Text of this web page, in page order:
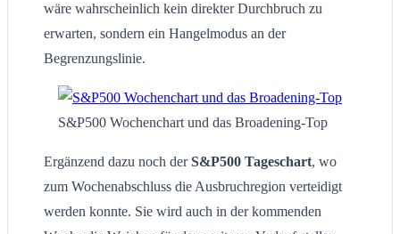
wäre wahrscheinlich kein direkter Durchbruch zu
erwarten, sondern ein Hangelmodus an der
Begrenzungslinie.
S&P500 Wochenchart und das Broadening-Top
Ergänzend dazu noch derS&P500 Tageschart, wo
zum Wochenabschluss die Ausbruchregion verteidigt
werden konnte. Sie wird auch in der kommenden